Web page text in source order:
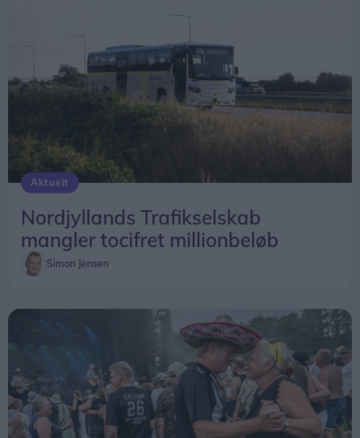
Aktuelt
Nordjyllands Trafikselskab
mangler tocifret millionbeløb
Simon Jensen